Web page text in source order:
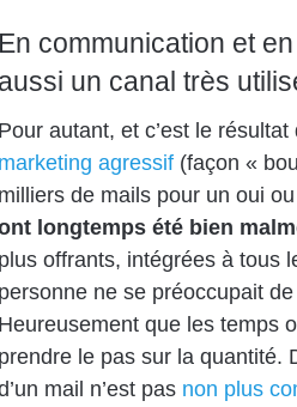
En communication et
aussi un canal très
Pour autant, et c’est le
marketing agressif(façon «
milliers de mails pour un oui
longtemps été bien
plus offrants, intégrées à tous
personne ne se préoccupait
Heureusement que les temps
prendre le pas sur la quantité.
mail n’est pas non plus